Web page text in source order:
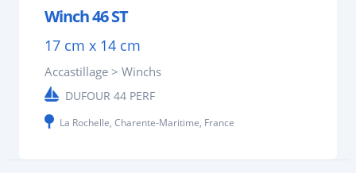
Winch 46 ST
17 cm x 14 cm
Accastillage > Winchs
DUFOUR 44 PERF
La Rochelle, Charente-Maritime, France